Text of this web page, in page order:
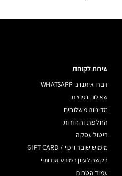
שירות לקוחות
דברו איתנו ב-WHATSAPP
שאלות נפוצות
מדיניות משלוחים
החלפות והחזרות
ביטול עסקה
מימוש שובר זיכוי / GIFT CARD
בקשה לעיון במידע אודותיי
עמוד הטבות